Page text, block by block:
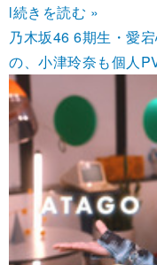
l続きを読む »
乃木坂46 6期生・愛
の、小津玲奈も個人